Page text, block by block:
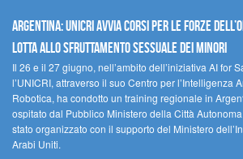
Argentina: UNICRI avvia corsi per le forze
lotta allo sfruttamento sessuale dei minori
Il 26 e il 27 giugno, nell’ambito dell’iniziativa AI for
l’UNICRI, attraverso il suo Centro per l’Intelligenza
Robotica, ha condotto un training regionale in
ospitato dal Pubblico Ministero della Città
stato organizzato con il supporto del Ministero
Arabi Uniti.